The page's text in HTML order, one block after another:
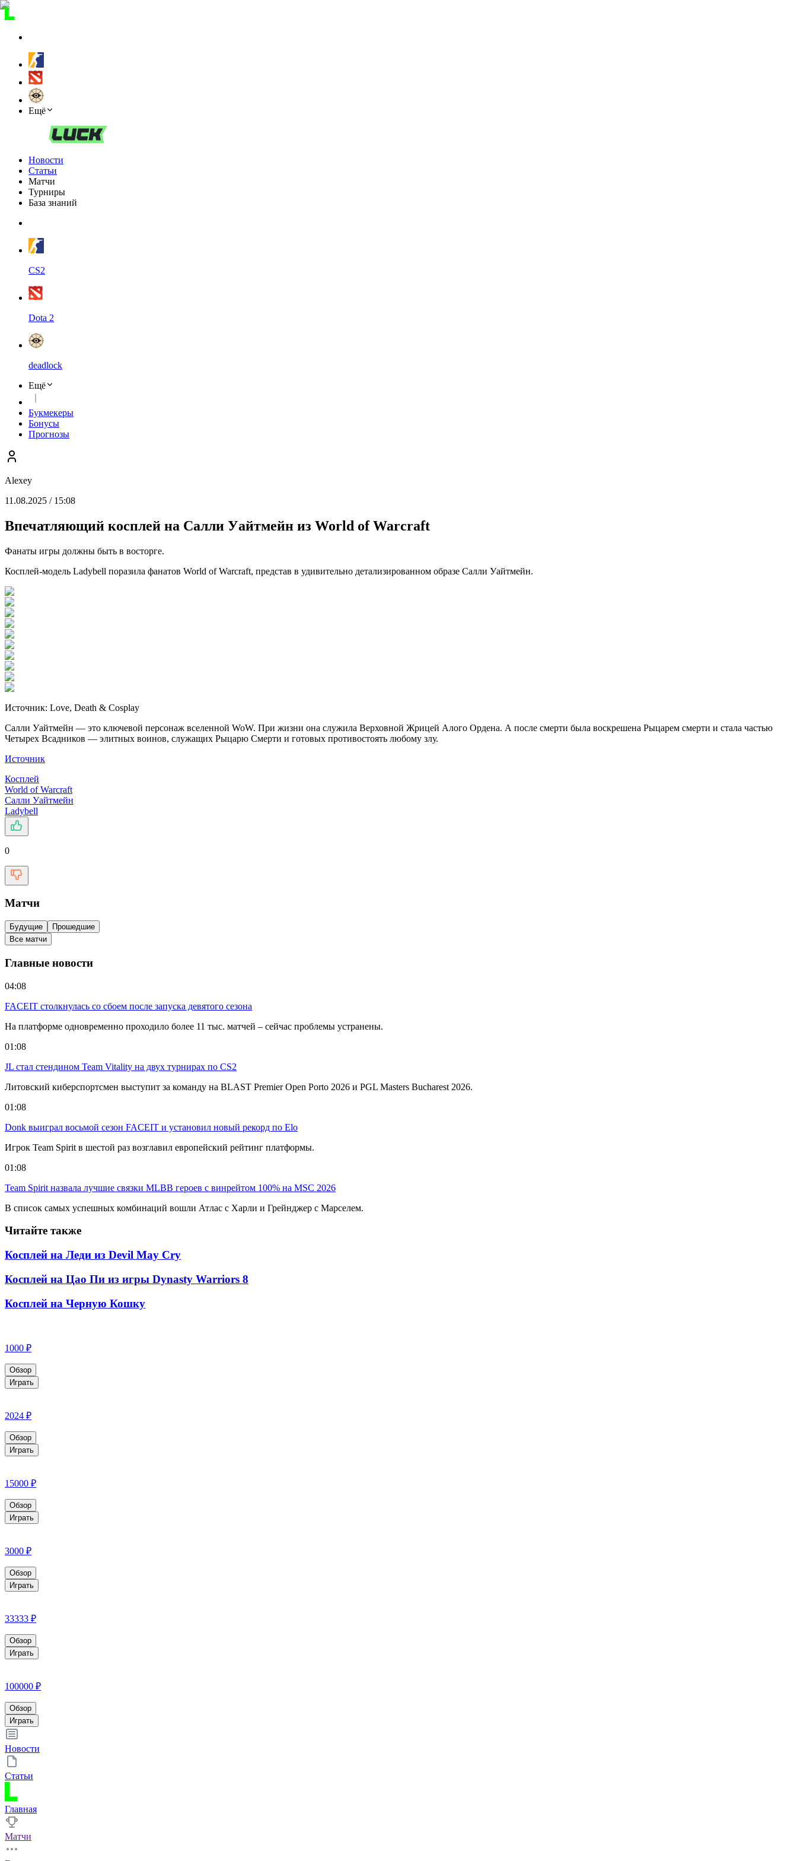
Ещё
Новости
Статьи
Матчи
Турниры
База знаний
CS2
Dota 2
deadlock
Ещё
Букмекеры
Бонусы
Прогнозы
Alexey
11.08.2025 / 15:08
Впечатляющий косплей на Салли Уайтмейн из World of Warcraft
Фанаты игры должны быть в восторге.
Косплей-модель Ladybell поразила фанатов World of Warcraft, представ в удивительно детализированном образе Салли Уайтмейн.
Источник: Love, Death & Cosplay
Салли Уайтмейн — это ключевой персонаж вселенной WoW. При жизни она служила Верховной Жрицей Алого Ордена. А после смерти была воскрешена Рыцарем смерти и стала частью
Четырех Всадников — элитных воинов, служащих Рыцарю Смерти и готовых противостоять любому злу.
Источник
Косплей
World of Warcraft
Салли Уайтмейн
Ladybell
0
Матчи
Будущие
Прошедшие
Все матчи
Главные новости
04:08
FACEIT столкнулась со сбоем после запуска девятого сезона
На платформе одновременно проходило более 11 тыс. матчей – сейчас проблемы устранены.
01:08
JL стал стендином Team Vitality на двух турнирах по CS2
Литовский киберспортсмен выступит за команду на BLAST Premier Open Porto 2026 и PGL Masters Bucharest 2026.
01:08
Donk выиграл восьмой сезон FACEIT и установил новый рекорд по Elo
Игрок Team Spirit в шестой раз возглавил европейский рейтинг платформы.
01:08
Team Spirit назвала лучшие связки MLBB героев с винрейтом 100% на MSC 2026
В список самых успешных комбинаций вошли Атлас с Харли и Грейнджер с Марселем.
Читайте также
Косплей на Леди из Devil May Cry
Косплей на Цао Пи из игры Dynasty Warriors 8
Косплей на Черную Кошку
1000 ₽
Обзор
Играть
2024 ₽
Обзор
Играть
15000 ₽
Обзор
Играть
3000 ₽
Обзор
Играть
33333 ₽
Обзор
Играть
100000 ₽
Обзор
Играть
Новости
Статьи
Главная
Матчи